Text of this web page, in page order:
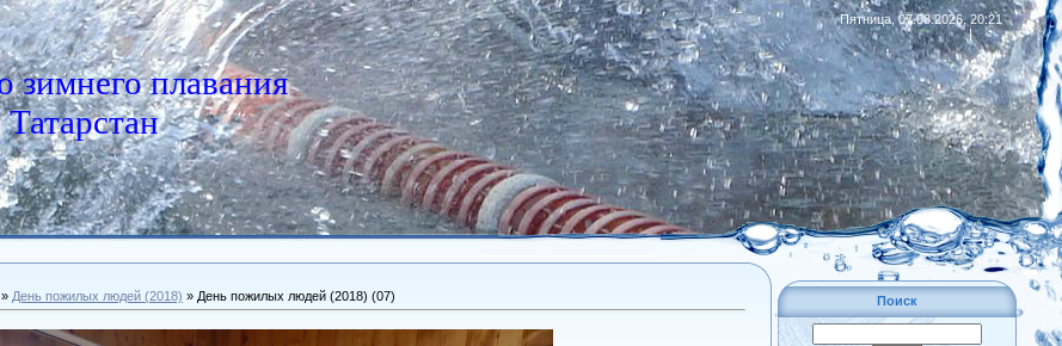
зимнего плавания
Пятница, 07.08.2026, 20:21
|RSS
» День пожилых людей (2018) » День пожилых людей (2018) (07) Поиск